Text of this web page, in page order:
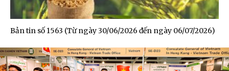
Bản tin số 1563 (Từ ngày 30/06/2026 đến ngày 06/07/2026)